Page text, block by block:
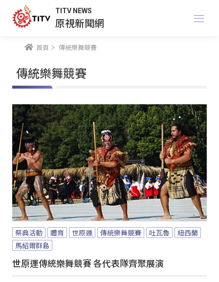
TITV NEWS
原視新聞網
首頁 傳統樂舞競賽
傳統樂舞競賽
祭典活動 體育 世原運 傳統樂舞競賽 吐瓦魯
紐西蘭
馬紹爾群島
世原運傳統樂舞競賽 各代表隊齊聚展演